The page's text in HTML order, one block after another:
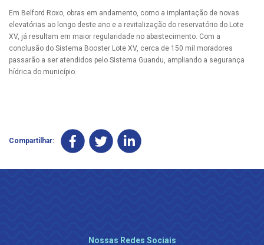
Em Belford Roxo, obras em andamento, como a implantação de novas
elevatórias ao longo deste ano e a revitalização do reservatório do Lote
XV, já resultam em maior regularidade no abastecimento. Com a
conclusão do Sistema Booster Lote XV, cerca de 150 mil moradores
passarão a ser atendidos pelo Sistema Guandu, ampliando a segurança
hídrica do município.
Compartilhar:
Nossas Redes Sociais